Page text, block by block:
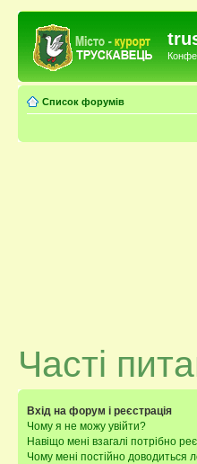
Список форумів
Часті
Вхід на форум і реєстрація
Чому я не можу увійти?
Навіщо мені взагалі потрібно
Чому мені постійно доводиться